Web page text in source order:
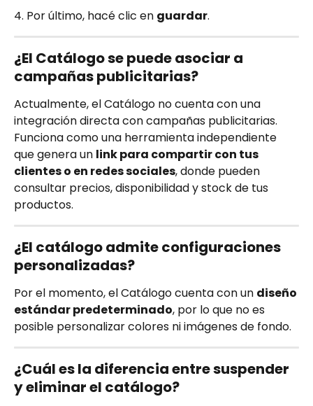
4. Por último, hacé clic en guardar.
¿El Catálogo se puede asociar a
campañas publicitarias?
Actualmente, el Catálogo no cuenta con una
integración directa con campañas publicitarias.
Funciona como una herramienta independiente
que genera un link para compartir con tus
clientes o en redes sociales, donde pueden
consultar precios, disponibilidad y stock de tus
productos.
¿El catálogo admite configuraciones
personalizadas?
Por el momento, el Catálogo cuenta con un diseño
estándar predeterminado, por lo que no es
posible personalizar colores ni imágenes de fondo.
¿Cuál es la diferencia entre suspender
y eliminar el catálogo?